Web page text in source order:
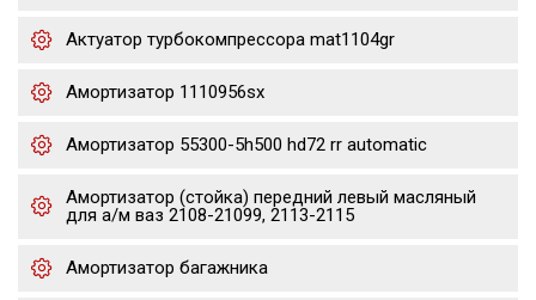
Актуатор турбокомпрессора mat1104gr
Амортизатор 1110956sx
Амортизатор 55300-5h500 hd72 rr automatic
Амортизатор (стойка) передний левый масляный
для а/м ваз 2108-21099, 2113-2115
Амортизатор багажника